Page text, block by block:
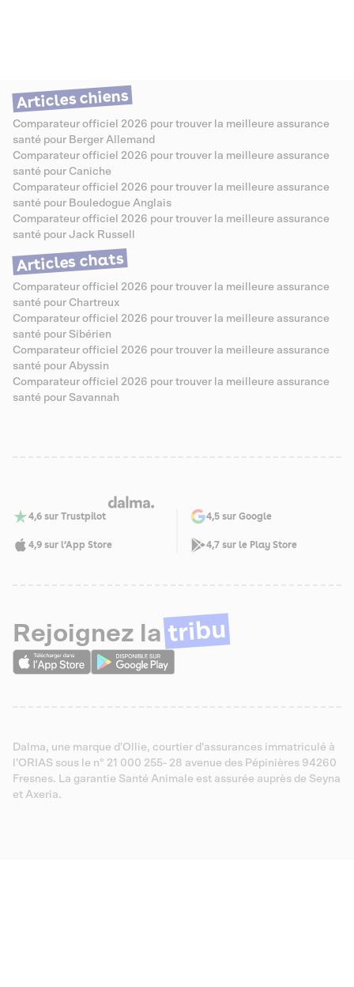
Articles chiens
Comparateur officiel 2026 pour trouver la meilleure assurance
santé pour Berger Allemand
Comparateur officiel 2026 pour trouver la meilleure assurance
santé pour Caniche
Comparateur officiel 2026 pour trouver la meilleure assurance
santé pour Bouledogue Anglais
Comparateur officiel 2026 pour trouver la meilleure assurance
santé pour Jack Russell
Articles chats
Comparateur officiel 2026 pour trouver la meilleure assurance
santé pour Chartreux
Comparateur officiel 2026 pour trouver la meilleure assurance
santé pour Sibérien
Comparateur officiel 2026 pour trouver la meilleure assurance
santé pour Abyssin
Comparateur officiel 2026 pour trouver la meilleure assurance
santé pour Savannah
4,6 sur Trustpilot 4,5 sur Google
4,9 sur l’App Store 4,7 sur le Play Store
Rejoignez la tribu
Dalma, une marque d'Ollie, courtier d'assurances immatriculé à
l'ORIAS sous le n° 21 000 255- 28 avenue des Pépinières 94260
Fresnes. La garantie Santé Animale est assurée auprès de Seyna
et Axeria.